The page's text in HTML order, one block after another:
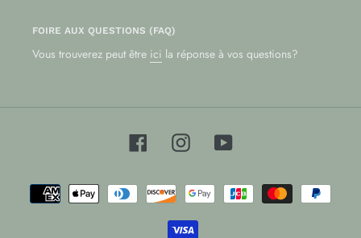
FOIRE AUX QUESTIONS (FAQ)
Vous trouverez peut être ici la réponse à vos questions?
FacebookInstagramYouTube
Moyens
de
paiement